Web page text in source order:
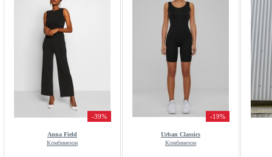
-39%
Anna Field
Комбинезон
-19%
Urban Classics
Комбинезон